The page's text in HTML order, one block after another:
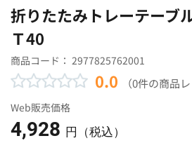
折りたたみトレーテー
Ｔ40
商品コード： 2977825762001
0.0 （0件の商品
Web販売価格
4,928 円（税込）